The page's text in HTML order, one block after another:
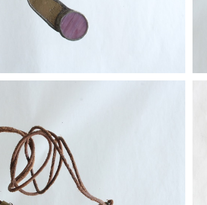
ラボアクセサリー】長谷川昌彦×POCKENI／
革ひもネックレス［F］